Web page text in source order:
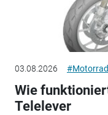
03.08.2026 #Motorrad
Wie
Telelever